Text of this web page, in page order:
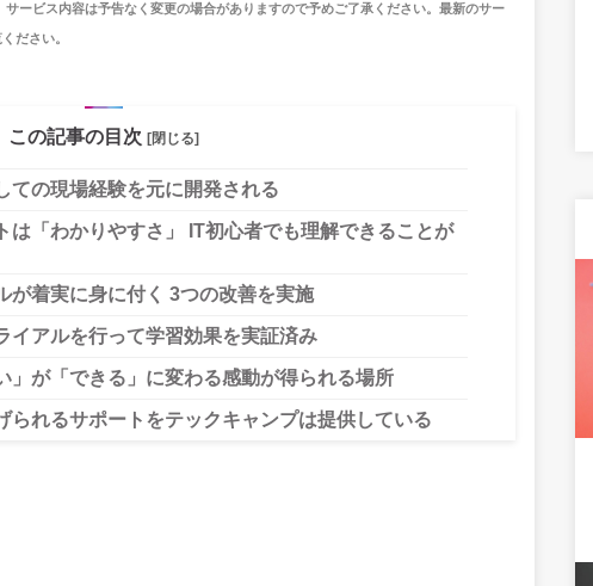
ービス内容は予告なく変更の場合がありますので予めご了承ください。最新のサー
ださい。
この記事の目次 [閉じる]
ての現場経験を元に開発される
は「わかりやすさ」 IT初心者でも理解できることが
が着実に身に付く 3つの改善を実施
イアルを行って学習効果を実証済み
」が「できる」に変わる感動が得られる場所
られるサポートをテックキャンプは提供している